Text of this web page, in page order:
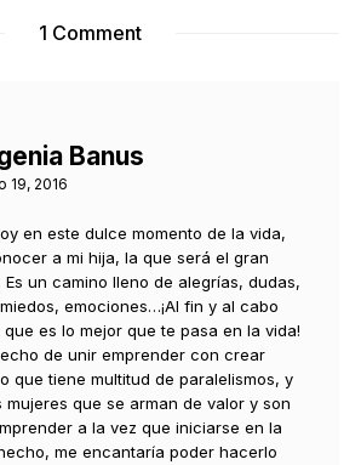
1 Comment
Banus
19, 2016
en este dulce momento de la vida,
a mi hija, la que será el gran
Es un camino lleno de alegrías, dudas,
emociones…¡Al fin y al cabo
es lo mejor que te pasa en la vida!
de unir emprender con crear
que tiene multitud de paralelismos, y
mujeres que se arman de valor y son
a la vez que iniciarse en la
me encantaría poder hacerlo